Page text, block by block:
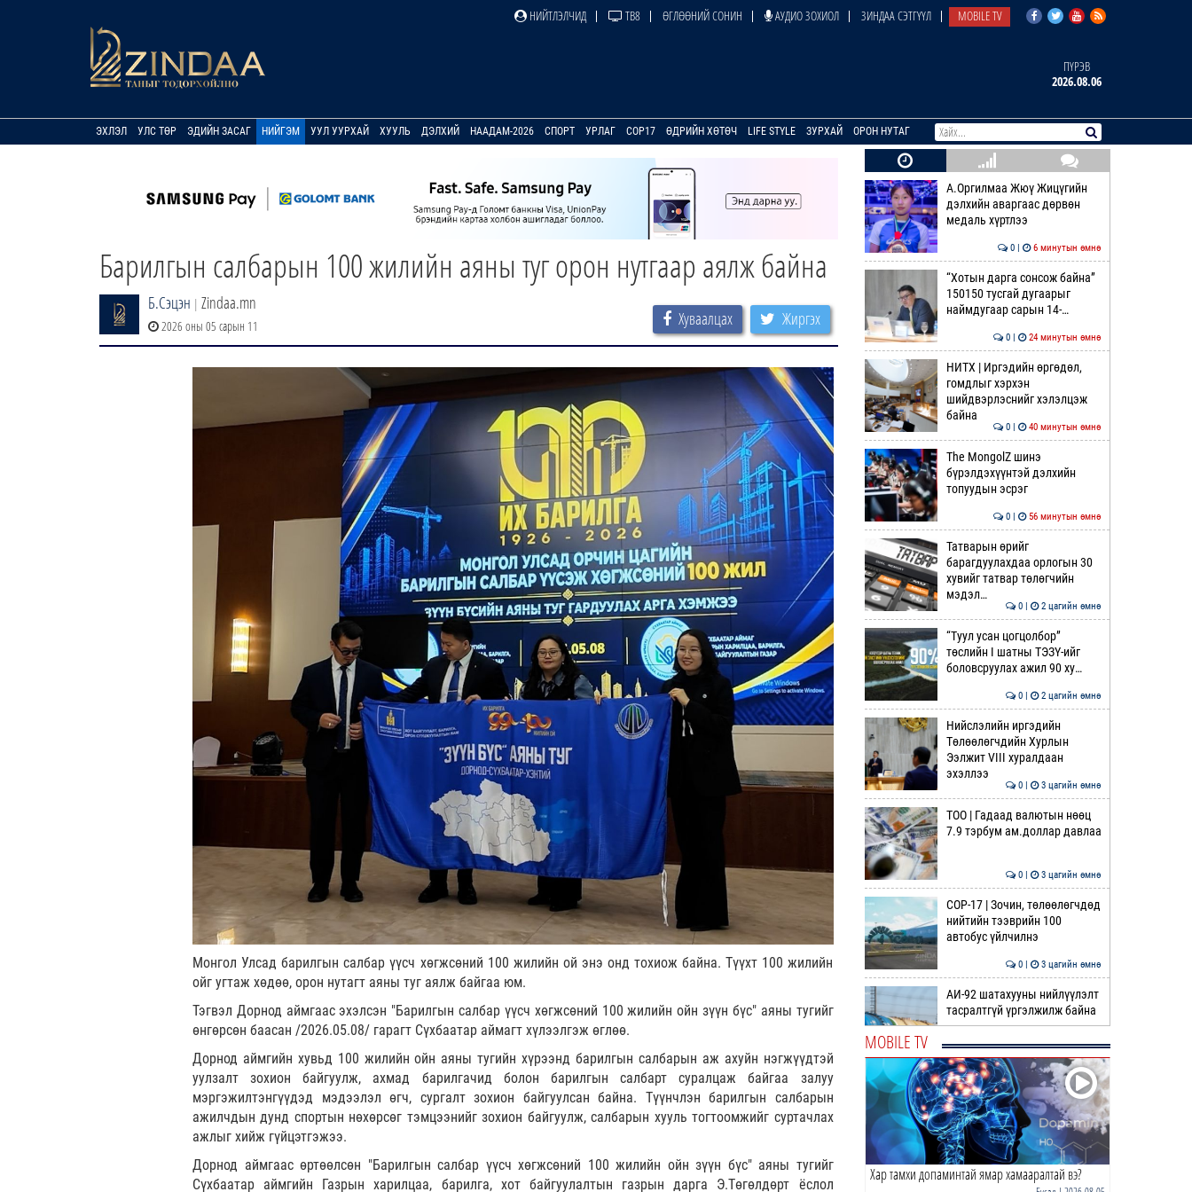
НИЙТЛЭЛЧИД ТВ8 ӨГЛӨӨНИЙ СОНИН АУДИО ЗОХИОЛ ЗИНДАА СЭТГҮҮЛ MOBILE TV
ПҮРЭВ
2026.08.06
ЭХЛЭЛ УЛС ТӨР ЭДИЙН ЗАСАГ НИЙГЭМ УУЛ УУРХАЙ ХУУЛЬ ДЭЛХИЙ НААДАМ-2026 СПОРТ УРЛАГ COP17 ӨДРИЙН ХӨТӨЧ LIFE STYLE ЗУРХАЙ ОРОН НУТАГ
Барилгын салбарын 100 жилийн аяны туг орон нутгаар аялж байна
Б.Сэцэн | Zindaa.mn
2026 оны 05 сарын 11 Хуваалцах Жиргэх
Монгол Улсад барилгын салбар үүсч хөгжсөний 100 жилийн ой энэ онд тохиож байна. Түүхт 100 жилийн
ойг угтаж хөдөө, орон нутагт аяны туг аялж байгаа юм.
Тэгвэл Дорнод аймгаас эхэлсэн "Барилгын салбар үүсч хөгжсөний 100 жилийн ойн зүүн бүс" аяны тугийг
өнгөрсөн баасан /2026.05.08/ гарагт Сүхбаатар аймагт хүлээлгэж өглөө.
Дорнод аймгийн хувьд 100 жилийн ойн аяны тугийн хүрээнд барилгын салбарын аж ахуйн нэгжүүдтэй
уулзалт зохион байгуулж, ахмад барилгачид болон барилгын салбарт суралцаж байгаа залуу
мэргэжилтэнгүүдэд мэдээлэл өгч, сургалт зохион байгуулсан байна. Түүнчлэн барилгын салбарын
ажилчдын дунд спортын нөхөрсөг тэмцээнийг зохион байгуулж, салбарын хууль тогтоомжийг суртачлах
ажлыг хийж гүйцэтгэжээ.
Дорнод аймгаас өртөөлсөн "Барилгын салбар үүсч хөгжсөний 100 жилийн ойн зүүн бүс" аяны тугийг
Сүхбаатар аймгийн Газрын харилцаа, барилга, хот байгуулалтын газрын дарга Э.Төгөлдөрт ёслол
А.Оргилмаа Жюү Жицүгийн
дэлхийн аваргаас дөрвөн
медаль хүртлээ
0 | 6 минутын өмнө
“Хотын дарга сонсож байна”
150150 тусгай дугаарыг
наймдугаар сарын 14-…
0 | 24 минутын өмнө
НИТХ | Иргэдийн өргөдөл,
гомдлыг хэрхэн
шийдвэрлэснийг хэлэлцэж
байна
0 | 40 минутын өмнө
The MongolZ шинэ
бүрэлдэхүүнтэй дэлхийн
топуудын эсрэг
0 | 56 минутын өмнө
Татварын өрийг
барагдуулахдаа орлогын 30
хувийг татвар төлөгчийн
мэдэл…
0 | 2 цагийн өмнө
“Туул усан цогцолбор”
төслийн I шатны ТЭЗҮ-ийг
боловсруулах ажил 90 ху…
0 | 2 цагийн өмнө
Нийслэлийн иргэдийн
Төлөөлөгчдийн Хурлын
Ээлжит VIII хуралдаан
эхэллээ
0 | 3 цагийн өмнө
ТОО | Гадаад валютын нөөц
7.9 тэрбум ам.доллар давлаа
0 | 3 цагийн өмнө
COP-17 | Зочин, төлөөлөгчдөд
нийтийн тээврийн 100
автобус үйлчилнэ
0 | 3 цагийн өмнө
АИ-92 шатахууны нийлүүлэлт
тасралтгүй үргэлжилж байна
Монголын шатахууны
хомстлыг иргэддээ
анхааруулсан 5 улс
0 | 4 цагийн өмнө
ЗӨВЛӨМЖ | Нэгдүгээр ангийн
MOBILE TV
Хар тамхи допаминтай ямар хамааралтай вэ?